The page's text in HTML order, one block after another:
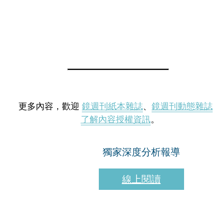
更多內容，歡迎 鏡週刊紙本雜誌、 鏡週刊動態雜誌
了解內容授權資訊。
獨家深度分析報導
線上閱讀